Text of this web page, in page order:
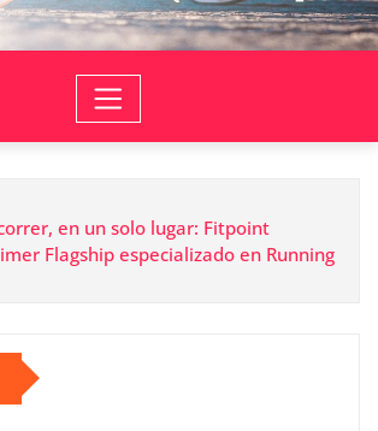
en un solo lugar: Fitpoint
Flagship especializado en Running